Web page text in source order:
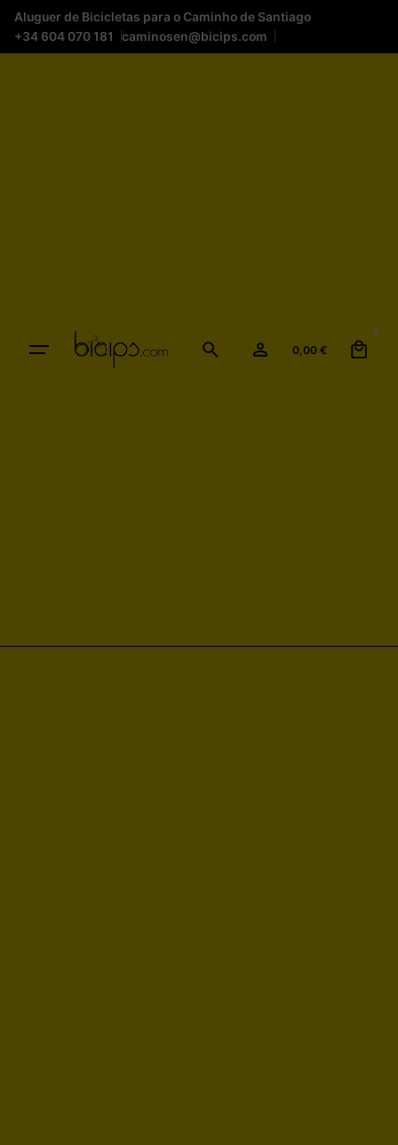
Aluguer de Bicicletas para o Caminho de Santiago
+34 604 070 181
caminosen@bicips.com
0,00 €
0